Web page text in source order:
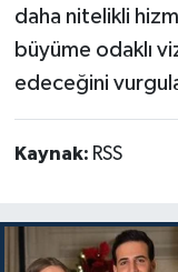
daha nitelikli
büyüme odaklı
edeceğini
Kaynak: RSS